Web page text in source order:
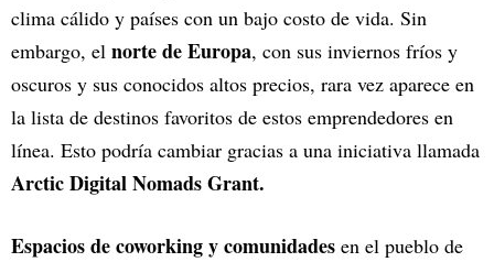
clima cálido y países con un bajo costo de vida. Sin
embargo, el norte de Europa, con sus inviernos fríos y
oscuros y sus conocidos altos precios, rara vez aparece en
la lista de destinos favoritos de estos emprendedores en
línea. Esto podría cambiar gracias a una iniciativa llamada
Arctic Digital Nomads Grant.
Espacios de coworking y comunidades en el pueblo de